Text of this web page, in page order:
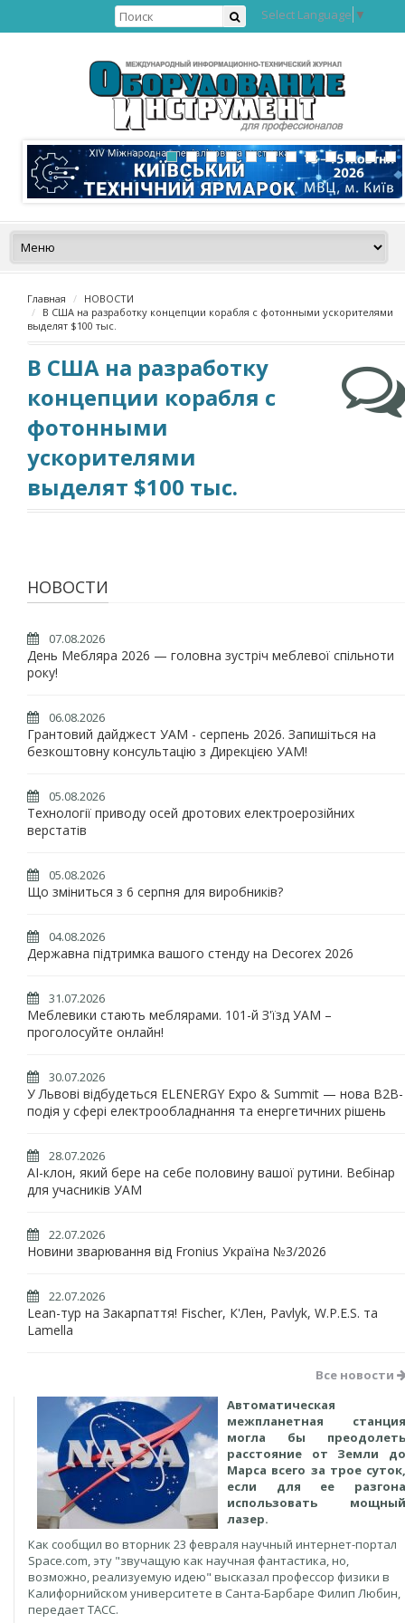
Select Language ▼
Главная
НОВОСТИ
В США на разработку концепции корабля с фотонными ускорителями
выделят $100 тыс.
В США на разработку
концепции корабля с
фотонными
ускорителями
выделят $100 тыс.
НОВОСТИ
07.08.2026
День Мебляра 2026 — головна зустріч меблевої спільноти
року!
06.08.2026
Грантовий дайджест УАМ - серпень 2026. Запишіться на
безкоштовну консультацію з Дирекцією УАМ!
05.08.2026
Технології приводу осей дротових електроерозійних
верстатів
05.08.2026
Що зміниться з 6 серпня для виробників?
04.08.2026
Державна підтримка вашого стенду на Decorex 2026
31.07.2026
Меблевики стають меблярами. 101-й З'їзд УАМ –
проголосуйте онлайн!
30.07.2026
У Львові відбудеться ELENERGY Expo & Summit — нова B2B-
подія у сфері електрообладнання та енергетичних рішень
28.07.2026
AI-клон, який бере на себе половину вашої рутини. Вебінар
для учасників УАМ
22.07.2026
Новини зварювання від Fronius Україна №3/2026
22.07.2026
Lean-тур на Закарпаття! Fischer, К'Лен, Pavlyk, W.P.E.S. та
Lamella
Все новости
Автоматическая
межпланетная станция
могла бы преодолеть
расстояние от Земли до
Марса всего за трое суток,
если для ее разгона
использовать мощный
лазер.
Как сообщил во вторник 23 февраля научный интернет-портал
Space.com, эту "звучащую как научная фантастика, но,
возможно, реализуемую идею" высказал профессор физики в
Калифорнийском университете в Санта-Барбаре Филип Любин,
передает ТАСС.